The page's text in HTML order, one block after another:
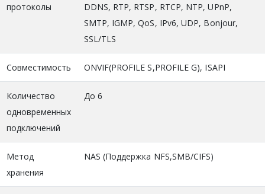
протоколы
DDNS, RTP, RTSP, RTCP, NTP, UPnP,
SMTP, IGMP, QoS, IPv6, UDP, Bonjour,
SSL/TLS
Совместимость ONVIF(PROFILE S,PROFILE G), ISAPI
Количество
одновременных
подключений
До 6
Метод
хранения
NAS (Поддержка NFS,SMB/CIFS)